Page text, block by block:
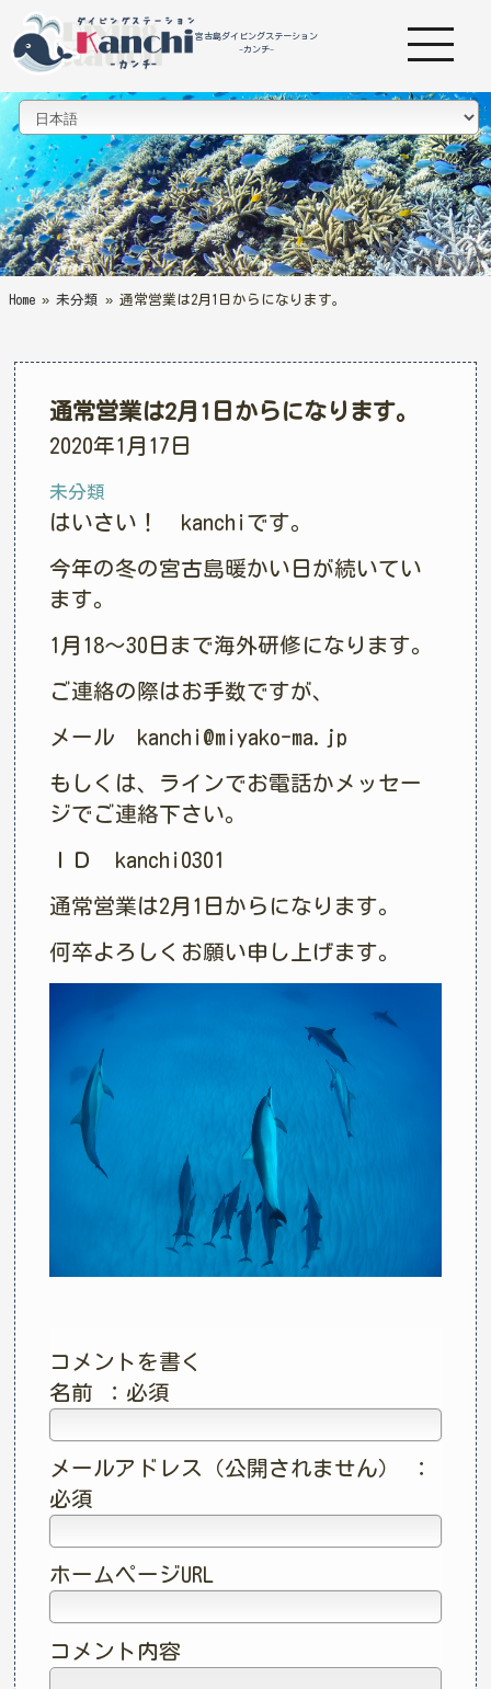
宮古島ダイビングステーション
-カンチ-
Home » 未分類 » 通常営業は2月1日からになります。
通常営業は2月1日からになります。
2020年1月17日
未分類
はいさい！ kanchiです。
今年の冬の宮古島暖かい日が続いてい
ます。
1月18～30日まで海外研修になります。
ご連絡の際はお手数ですが、
メール kanchi@miyako-ma.jp
もしくは、ラインでお電話かメッセー
ジでご連絡下さい。
ＩＤ kanchi0301
通常営業は2月1日からになります。
何卒よろしくお願い申し上げます。
コメントを書く
名前 ：必須
メールアドレス（公開されません） ：
必須
ホームページURL
コメント内容